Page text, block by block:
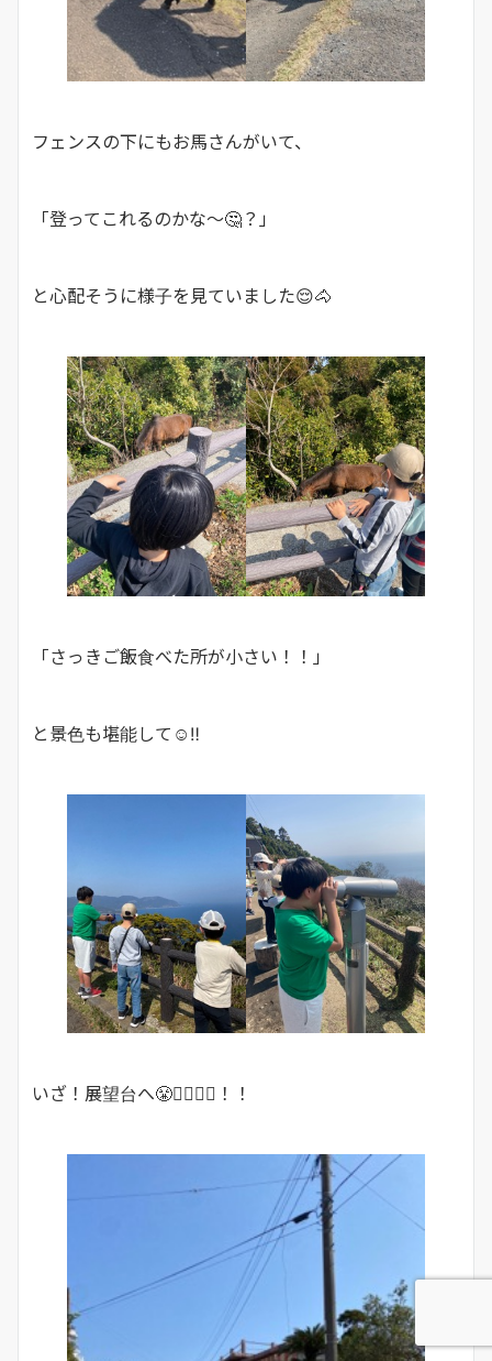
フェンスの下にもお馬さんがいて、
「登ってこれるのかな～🤔？」
と心配そうに様子を見ていました😌🐴
「さっきご飯食べた所が小さい！！」
と景色も堪能して☺‼
いざ！展望台へ😤🏃‍♂️🏃‍♀️！！